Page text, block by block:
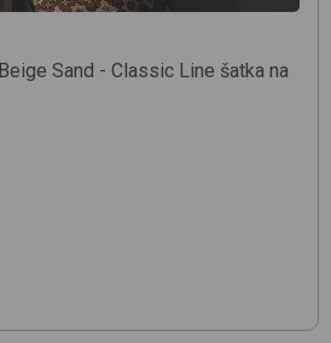
Beige Sand - Classic Line šatka na